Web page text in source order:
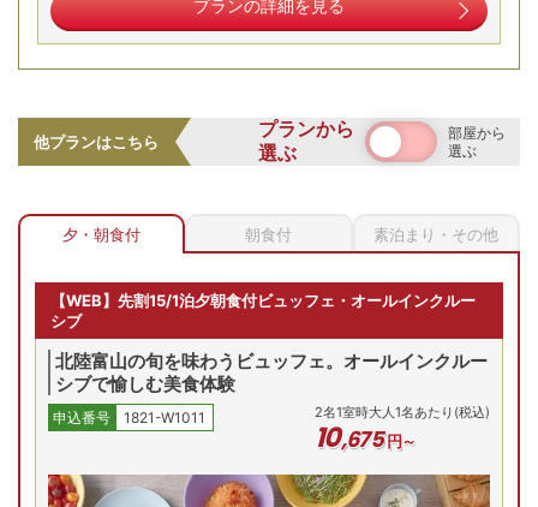
ドリンク・軽食が全て宿泊料金に含まれる「オールインクル
ーシブ」。富山・北陸の旬の食材を使った多彩な料理を、ビ
ュッフェスタイルで存分に味わえます。
35㎡以上の客室で砺波平野を一望
プランの詳細を見る
他プランはこちら
プランから
選ぶ
部屋から
選ぶ
夕・朝食付 朝食付 素泊まり・その他
【WEB】先割15/1泊夕朝食付ビュッフェ・オールインクルー
シブ
北陸富山の旬を味わうビュッフェ。オールインクルー
シブで愉しむ美食体験
申込番号 1821-W1011 2名1室時大人1名あたり(税込)
10,675円～